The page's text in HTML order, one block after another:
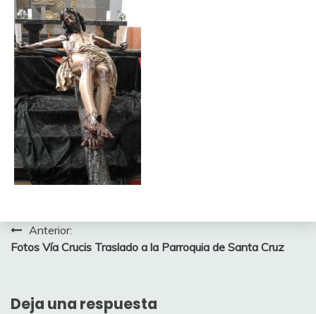
Navegación
de
Anterior:
Fotos Vía Crucis Traslado a la Parroquia de Santa Cruz
Deja una respuesta